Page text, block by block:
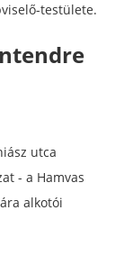
testülete.
utca
- a Hamvas
alkotói